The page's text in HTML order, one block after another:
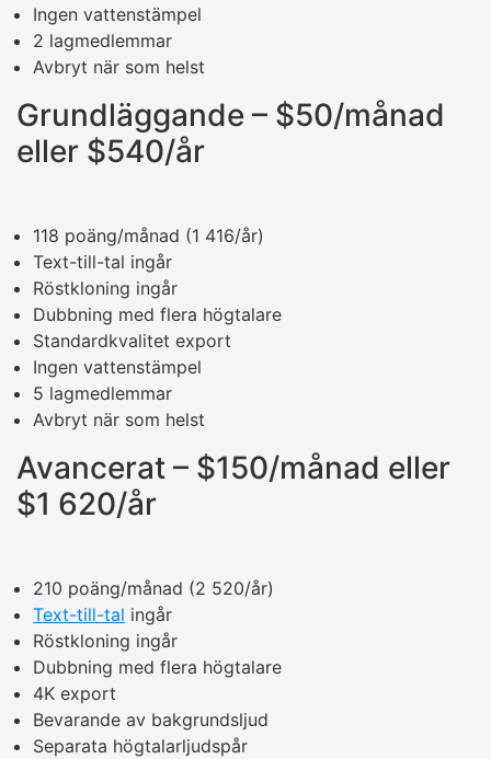
Ingen vattenstämpel
2 lagmedlemmar
Avbryt när som helst
Grundläggande – $50/månad
eller $540/år
118 poäng/månad (1 416/år)
Text-till-tal ingår
Röstkloning ingår
Dubbning med flera högtalare
Standardkvalitet export
Ingen vattenstämpel
5 lagmedlemmar
Avbryt när som helst
Avancerat – $150/månad eller
$1 620/år
210 poäng/månad (2 520/år)
Text-till-tal ingår
Röstkloning ingår
Dubbning med flera högtalare
4K export
Bevarande av bakgrundsljud
Separata högtalarljudspår